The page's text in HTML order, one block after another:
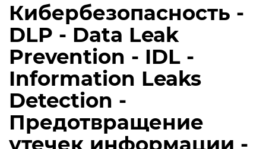
Кибербезопасность -
DLP - Data Leak
Prevention - IDL -
Information Leaks
Detection -
Предотвращение